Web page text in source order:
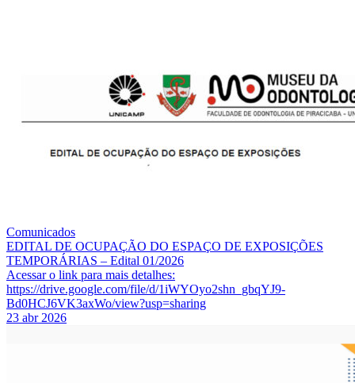
Comunicados
EDITAL DE OCUPAÇÃO DO ESPAÇO DE EXPOSIÇÕES
TEMPORÁRIAS – Edital 01/2026
Acessar o link para mais detalhes:
https://drive.google.com/file/d/1iWYOyo2shn_gbqYJ9-
Bd0HCJ6VK3axWo/view?usp=sharing
23 abr 2026